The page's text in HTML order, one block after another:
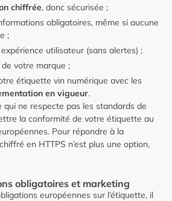
chiffrée, donc sécurisée ;
obligatoires, même si aucune
;
utilisateur (sans alertes) ;
votre marque ;
étiquette vin numérique avec les
en vigueur.
qui ne respecte pas les standards de
la conformité de votre étiquette au
Pour répondre à la
en HTTPS n’est plus une option,
obligatoires et marketing
européennes sur l’étiquette, il